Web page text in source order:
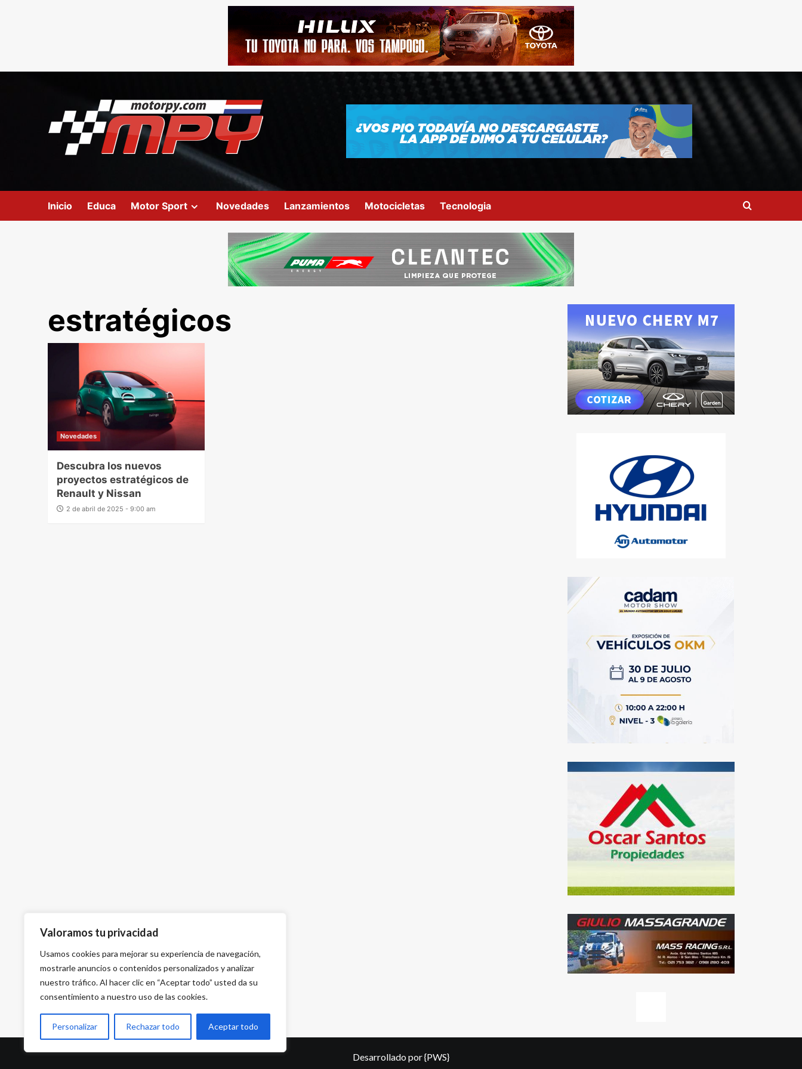
Valoramos tu privacidad
Usamos cookies para mejorar su experiencia de navegación,
mostrarle anuncios o contenidos personalizados y analizar
nuestro tráfico. Al hacer clic en “Aceptar todo” usted da su
consentimiento a nuestro uso de las cookies.
Personalizar Rechazar todo Aceptar todo
Inicio Educa Motor Sport Novedades Lanzamientos Motocicletas Tecnologia
estratégicos
Novedades
Descubra los nuevos
proyectos estratégicos de
Renault y Nissan
2 de abril de 2025 - 9:00 am
Desarrollado por{PWS}